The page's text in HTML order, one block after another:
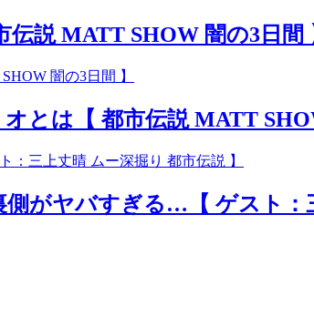
説 MATT SHOW 闇の3日間
とは【 都市伝説 MATT
がヤバすぎる…【 ゲスト：